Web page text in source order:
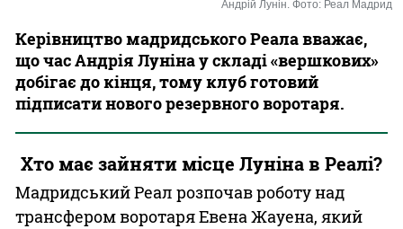
Андрій Лунін. Фото: Реал Мадрид
Керівництво мадридського Реала вважає,
що час Андрія Луніна у складі «вершкових»
добігає до кінця, тому клуб готовий
підписати нового резервного воротаря.
Хто має зайняти місце Луніна в Реалі?
Мадридський Реал розпочав роботу над
трансфером воротаря Евена Жауена, який